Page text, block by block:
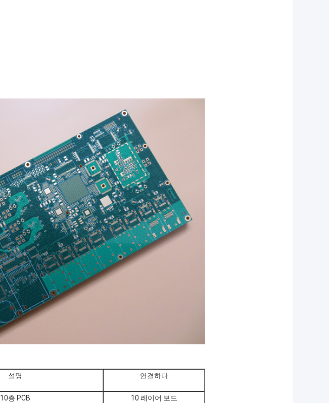
설명 연결하다
10층 PCB
10 레이어 보드